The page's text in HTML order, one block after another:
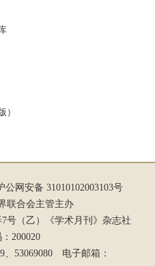
学引文索引（
（
览（
（A+）”，列“人文学科综
》在《新华文摘》《中国社
料》《高等学校文科学术
上转载、转摘的文章总
列。此外，《学术月刊》
）
公网安备 31010102003103号
联合会主管主办
7号（乙）《学术月刊》杂志社
200020
、53069080 电子邮箱：